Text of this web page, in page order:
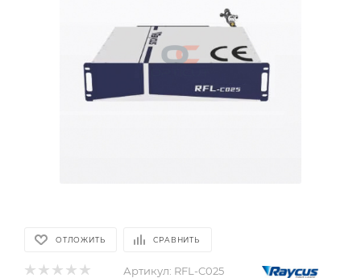
ОТЛОЖИТЬ СРАВНИТЬ
Артикул: RFL-C025